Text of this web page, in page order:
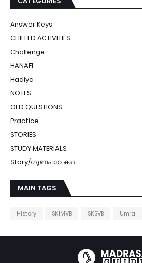
Answer Keys
CHILLED ACTIVITIES
Challenge
HANAFI
Hadiya
NOTES
OLD QUESTIONS
Practice
STORIES
STUDY MATERIALS
Story/ഗുണപാഠ കഥ
MAIN TAGS
History SKIMVB SKSVB Umra